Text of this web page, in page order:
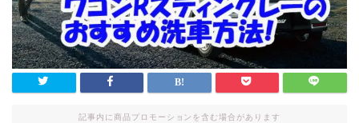
記事内に商品プロモーションを含む場合があります